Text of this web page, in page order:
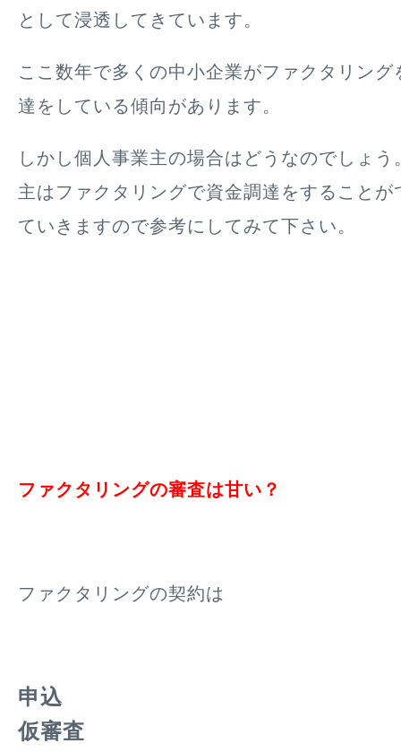
として浸透してきています。
ここ数年で多くの中小企業がファクタリン
達をしている傾向があります。
しかし個人事業主の場合はどうなのでしょ
主はファクタリングで資金調達をすることが
ていきますので参考にしてみて下さい。
ファクタリングの審査は甘い？
ファクタリングの契約は
申込
仮審査